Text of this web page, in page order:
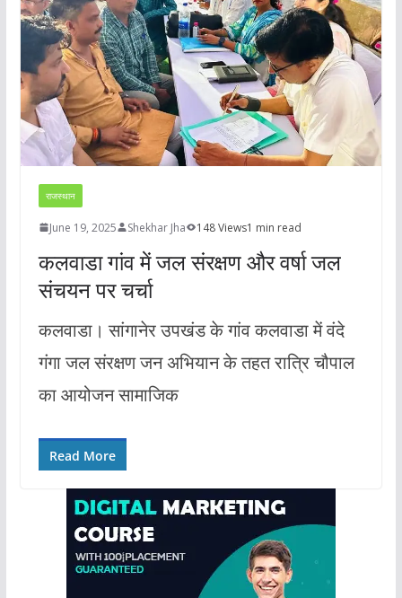
राजस्थान
June 19, 2025 Shekhar Jha 148 Views1 min read
कलवाडा गांव में जल संरक्षण और वर्षा जल
संचयन पर चर्चा
कलवाडा। सांगानेर उपखंड के गांव कलवाडा में वंदे
गंगा जल संरक्षण जन अभियान के तहत रात्रि चौपाल
का आयोजन सामाजिक
Read More